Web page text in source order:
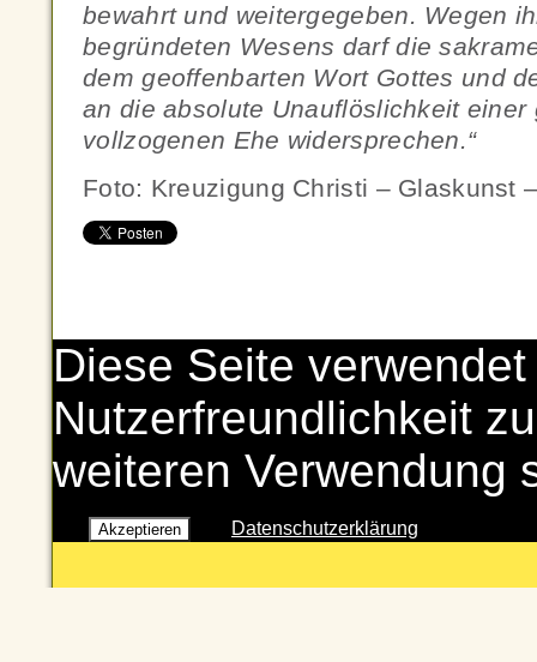
bewahrt und weitergegeben. Wegen
begründeten Wesens darf die
dem geoffenbarten Wort Gottes und
an die absolute Unauflöslichkeit einer
vollzogenen Ehe widersprechen.“
Foto: Kreuzigung Christi – Glaskunst
Diese Seite
Nutzerfreundlichkeit
weiteren Verwendung
Akzeptieren Datenschutzerklärung